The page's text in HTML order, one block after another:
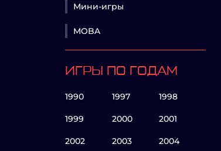
Мини-игры
MOBA
ИГРЫ ПО ГОДАМ
1990 1997 1998
1999 2000 2001
2002 2003 2004